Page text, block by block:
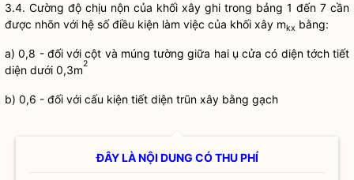
3.4. Cường độ chịu nộn của khối xây ghi trong bảng 1 đến 7 cần
được nhõn với hệ số điều kiện làm việc của khối xây mkx bằng:
a) 0,8 - đối với cột và múng tường giữa hai ụ cửa có diện tớch tiết
diện dưới 0,3m2
b) 0,6 - đối với cấu kiện tiết diện trũn xây bằng gạch
ĐÂY LÀ NỘI DUNG CÓ THU PHÍ